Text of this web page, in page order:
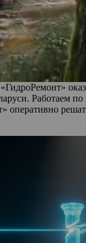
Работаем по
оперативно